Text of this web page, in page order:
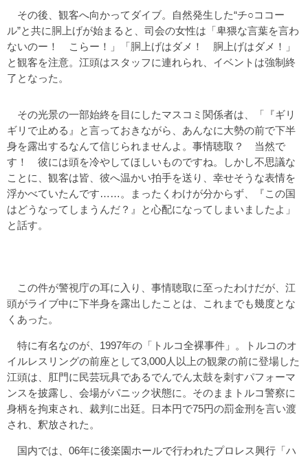
その後、観客へ向かってダイブ。自然発生した“チ○ココー
ル”と共に胴上げが始まると、司会の女性は「卑猥な言葉を言わ
ないのー！ こらー！」「胴上げはダメ！ 胴上げはダメ！」
と観客を注意。江頭はスタッフに連れられ、イベントは強制終
了となった。
その光景の一部始終を目にしたマスコミ関係者は、「『ギリ
ギリで止める』と言っておきながら、あんなに大勢の前で下半
身を露出するなんて信じられませんよ。事情聴取？ 当然で
す！ 彼には頭を冷やしてほしいものですね。しかし不思議な
ことに、観客は皆、彼へ温かい拍手を送り、幸せそうな表情を
浮かべていたんです……。まったくわけが分からず、『この国
はどうなってしまうんだ？』と心配になってしまいましたよ」
と話す。
この件が警視庁の耳に入り、事情聴取に至ったわけだが、江
頭がライブ中に下半身を露出したことは、これまでも幾度とな
くあった。
特に有名なのが、1997年の「トルコ全裸事件」。トルコのオ
イルレスリングの前座として3,000人以上の観衆の前に登場した
江頭は、肛門に民芸玩具であるでんでん太鼓を刺すパフォーマ
ンスを披露し、会場がパニック状態に。そのままトルコ警察に
身柄を拘束され、裁判に出廷。日本円で75円の罰金刑を言い渡
され、釈放された。
国内では、06年に後楽園ホールで行われたプロレス興行「ハ